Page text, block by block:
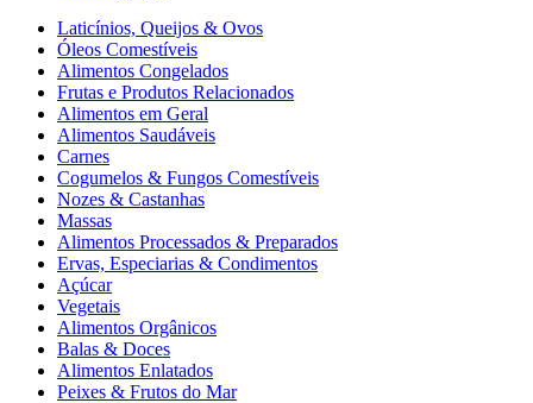
Laticínios, Queijos & Ovos
Óleos Comestíveis
Alimentos Congelados
Frutas e Produtos Relacionados
Alimentos em Geral
Alimentos Saudáveis
Carnes
Cogumelos & Fungos Comestíveis
Nozes & Castanhas
Massas
Alimentos Processados & Preparados
Ervas, Especiarias & Condimentos
Açúcar
Vegetais
Alimentos Orgânicos
Balas & Doces
Alimentos Enlatados
Peixes & Frutos do Mar